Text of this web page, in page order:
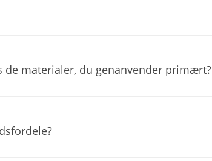
de materialer, du genanvender primært?